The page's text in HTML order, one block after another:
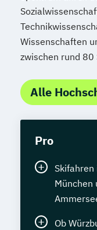
Wissenschaften
zwischen rund 80
Alle
Pro
Skifahren
München
Ob